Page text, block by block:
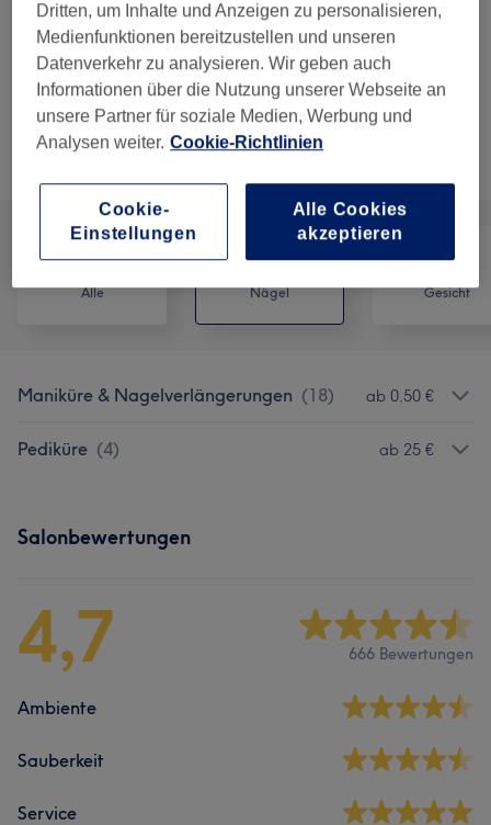
Nagelmodellage neuset mit Acryl
oder Gel Glitzer
1 Std.Details anzeigen
37 € Auswählen
Nicht gefunden wonach du gesucht hast?
Alle Nägel Gesicht
Maniküre & Nagelverlängerungen (18) ab 0,50 €
Pediküre (4) ab 25 €
Salonbewertungen
4,7 666 Bewertungen
Ambiente
Sauberkeit
Service
Dritten, um Inhalte und Anzeigen zu personalisieren,
Medienfunktionen bereitzustellen und unseren
Datenverkehr zu analysieren. Wir geben auch
Informationen über die Nutzung unserer Webseite an
unsere Partner für soziale Medien, Werbung und
Analysen weiter. Cookie-Richtlinien
Cookie-
Einstellungen
Alle Cookies
akzeptieren